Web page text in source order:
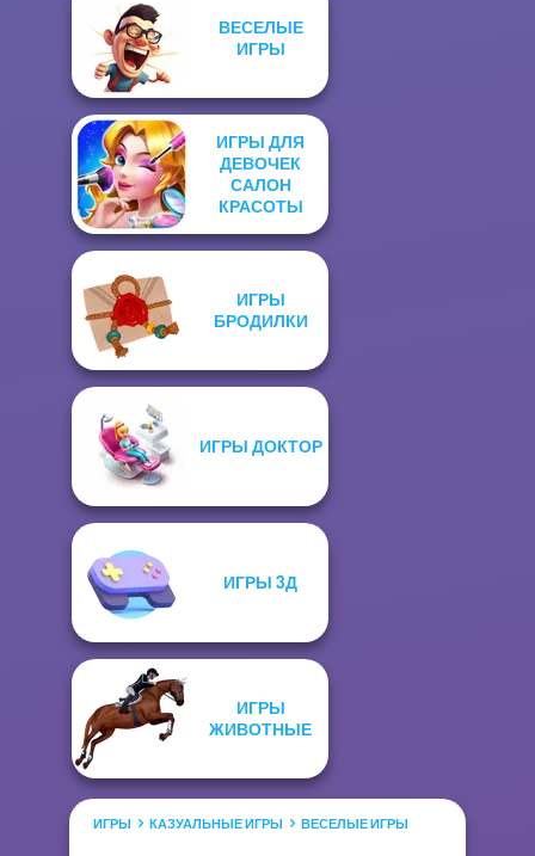
ВЕСЕЛЫЕ
ИГРЫ
ИГРЫ ДЛЯ
ДЕВОЧЕК
САЛОН
КРАСОТЫ
ИГРЫ
БРОДИЛКИ
ИГРЫ ДОКТОР
ИГРЫ 3Д
ИГРЫ
ЖИВОТНЫЕ
ИГРЫ КАЗУАЛЬНЫЕ ИГРЫ ВЕСЕЛЫЕ ИГРЫ